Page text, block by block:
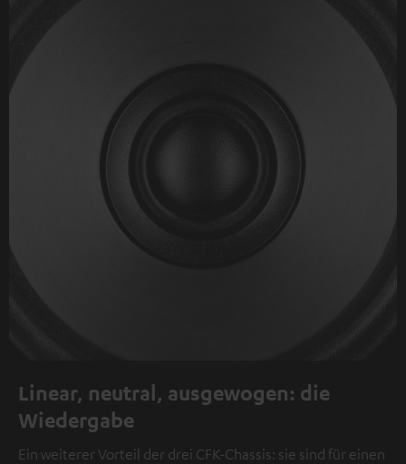
Linear, neutral, ausgewogen: die
Wiedergabe
Ein weiterer Vorteil der drei CFK-Chassis: sie sind für einen